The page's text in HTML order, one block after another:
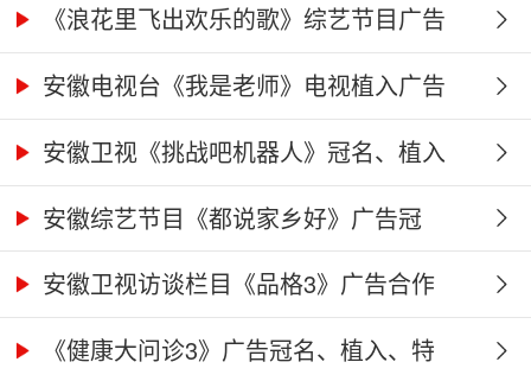
《浪花里飞出欢乐的歌》综艺节目广告
冠...安徽电视台《我是老师》电视植入广告
价...安徽卫视《挑战吧机器人》冠名、植入
广...安徽综艺节目《都说家乡好》广告冠
名、...
安徽卫视访谈栏目《品格3》广告合作
权...《健康大问诊3》广告冠名、植入、特